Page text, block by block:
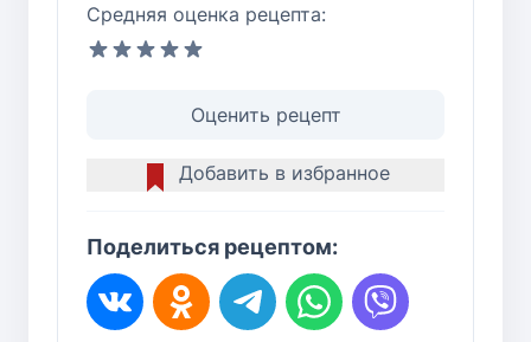
Средняя оценка рецепта:
Оценить рецепт
Добавить в избранное
Поделиться рецептом: